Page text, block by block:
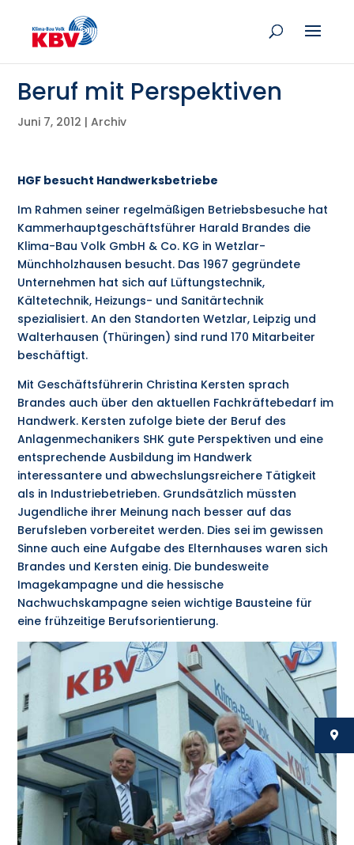
Beruf mit Perspektiven
Juni 7, 2012 |Archiv
HGF besucht Handwerksbetriebe
Im Rahmen seiner regelmäßigen Betriebsbesuche hat
Kammerhauptgeschäftsführer Harald Brandes die
Klima-Bau Volk GmbH & Co. KG in Wetzlar-
Münchholzhausen besucht. Das 1967 gegründete
Unternehmen hat sich auf Lüftungstechnik,
Kältetechnik, Heizungs- und Sanitärtechnik
spezialisiert. An den Standorten Wetzlar, Leipzig und
Walterhausen (Thüringen) sind rund 170 Mitarbeiter
beschäftigt.
Mit Geschäftsführerin Christina Kersten sprach
Brandes auch über den aktuellen Fachkräftebedarf im
Handwerk. Kersten zufolge biete der Beruf des
Anlagenmechanikers SHK gute Perspektiven und eine
entsprechende Ausbildung im Handwerk
interessantere und abwechslungsreichere Tätigkeit
als in Industriebetrieben. Grundsätzlich müssten
Jugendliche ihrer Meinung nach besser auf das
Berufsleben vorbereitet werden. Dies sei im gewissen
Sinne auch eine Aufgabe des Elternhauses waren sich
Brandes und Kersten einig. Die bundesweite
Imagekampagne und die hessische
Nachwuchskampagne seien wichtige Bausteine für
eine frühzeitige Berufsorientierung.